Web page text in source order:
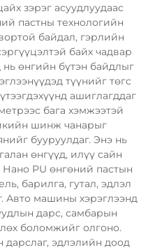
зэрэг асуудлуудаас
пастны технологийн
байдал, гэрлийн
байх чадвар
өнгийн бүтэн байдлыг
түүнийг төгс
ашиглагддаг
бага хэмжээтэй
шинж чанарыг
бууруулдаг. Энэ нь
өнгүүд, илүү сайн
Нано PU өнгөний пастын
барилга, гутал, эдлэл
Авто машины хэрэглээнд
дарс, самбарын
боломжийг олгоно.
эдлэлийн доод